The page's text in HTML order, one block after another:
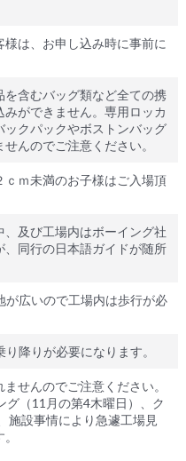
は、お申し込み時に事前に
含むバッグ類など全ての携
ができません。専用ロッカ
クパックやボストンバッグ
んのでご注意ください。
ｍ未満のお子様はご入場頂
及び工場内はボーイング社
同行の日本語ガイドが随所
広いので工場内は歩行が必
降りが必要になります。
せんのでご注意ください。
グ（11月の第4木曜日）、ク
施設事情により急遽工場見